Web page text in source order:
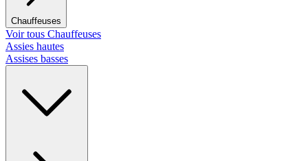
Chauffeuses
Voir tous Chauffeuses
Assies hautes
Assises basses